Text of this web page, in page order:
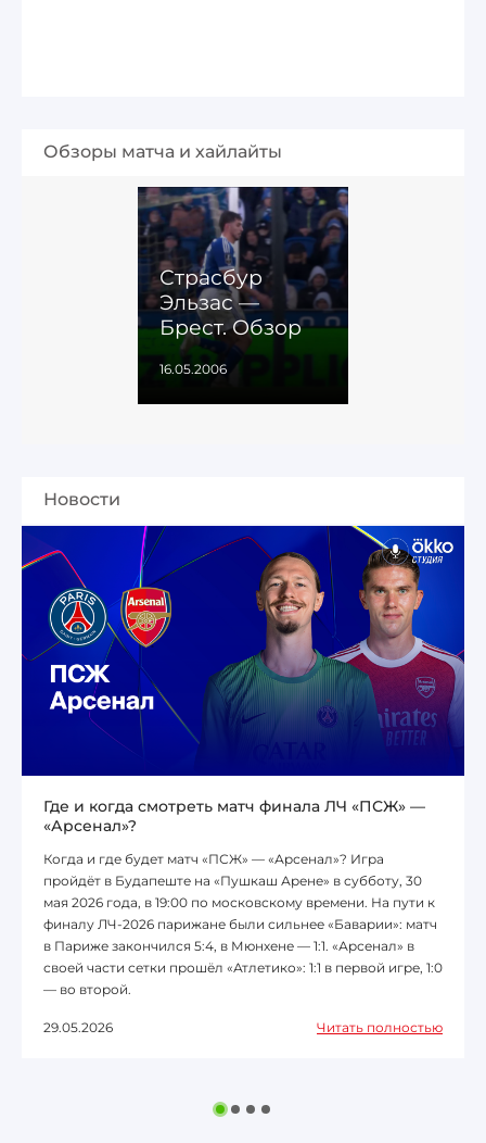
Обзоры матча и хайлайты
Страсбур
Эльзас —
Брест. Обзор
16.05.2006
Новости
Где и когда смотреть матч финала ЛЧ «ПСЖ» —
«Арсенал»?
Когда и где будет матч «ПСЖ» — «Арсенал»? Игра
пройдёт в Будапеште на «Пушкаш Арене» в субботу, 30
мая 2026 года, в 19:00 по московскому времени. На пути к
финалу ЛЧ-2026 парижане были сильнее «Баварии»: матч
в Париже закончился 5:4, в Мюнхене — 1:1. «Арсенал» в
своей части сетки прошёл «Атлетико»: 1:1 в первой игре, 1:0
— во второй.
29.05.2026 Читать полностью